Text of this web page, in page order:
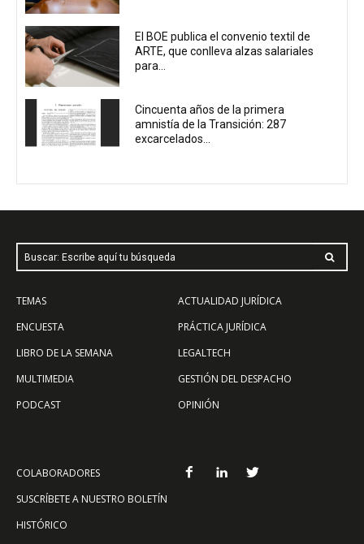
El BOE publica el convenio textil de
ARTE, que conlleva alzas salariales
para...
Cincuenta años de la primera
amnistía de la Transición: 287
excarcelados...
Buscar: Escribe aquí tu búsqueda
TEMAS
ENCUESTA
LIBRO DE LA SEMANA
MULTIMEDIA
PODCAST
ACTUALIDAD JURÍDICA
PRÁCTICA JURÍDICA
LEGALTECH
GESTIÓN DEL DESPACHO
OPINIÓN
COLABORADORES
SUSCRÍBETE A NUESTRO BOLETÍN
HISTÓRICO